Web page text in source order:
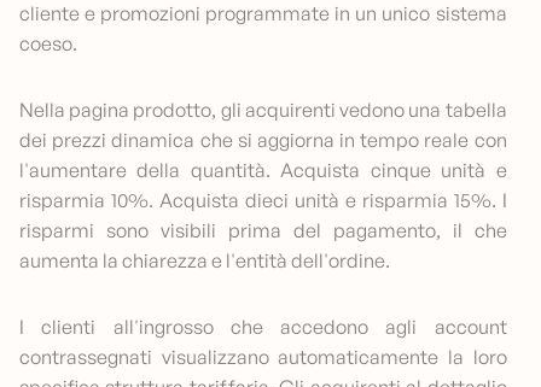
cliente e promozioni programmate in un unico sistema
coeso.
Nella pagina prodotto, gli acquirenti vedono una tabella
dei prezzi dinamica che si aggiorna in tempo reale con
l'aumentare della quantità. Acquista cinque unità e
risparmia 10%. Acquista dieci unità e risparmia 15%. I
risparmi sono visibili prima del pagamento, il che
aumenta la chiarezza e l'entità dell'ordine.
I clienti all'ingrosso che accedono agli account
contrassegnati visualizzano automaticamente la loro